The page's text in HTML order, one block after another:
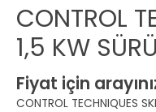
CONTROL
1,5 KW
Fiyat için
CONTROL TECHNIQUES